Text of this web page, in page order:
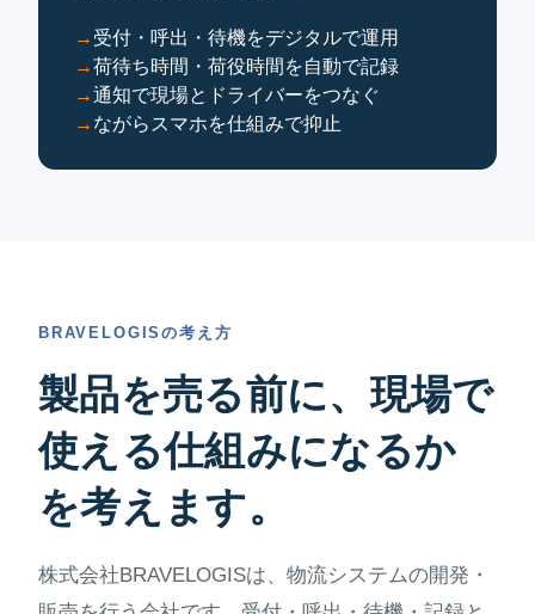
受付・呼出・待機をデジタルで運用
荷待ち時間・荷役時間を自動で記録
通知で現場とドライバーをつなぐ
ながらスマホを仕組みで抑止
BRAVELOGISの考え方
製品を売る前に、現場で
使える仕組みになるか
を考えます。
株式会社BRAVELOGISは、物流システムの開発・